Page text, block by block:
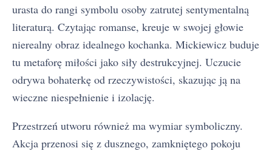
urasta do rangi symbolu osoby zatrutej sentymentalną
literaturą. Czytając romanse, kreuje w swojej głowie
nierealny obraz idealnego kochanka. Mickiewicz buduje
tu metaforę miłości jako siły destrukcyjnej. Uczucie
odrywa bohaterkę od rzeczywistości, skazując ją na
wieczne niespełnienie i izolację.
Przestrzeń utworu również ma wymiar symboliczny.
Akcja przenosi się z dusznego, zamkniętego pokoju